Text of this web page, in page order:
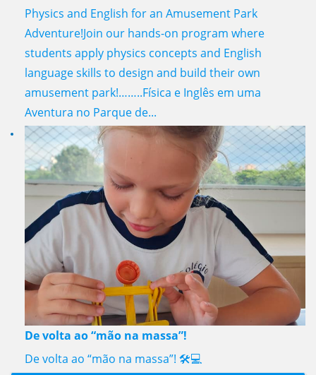
Physics and English for an Amusement Park
Adventure!Join our hands-on program where
students apply physics concepts and English
language skills to design and build their own
amusement park!……..Física e Inglês em uma
Aventura no Parque de...
De volta ao “mão na massa”!
De volta ao “mão na massa”! 🛠️💻